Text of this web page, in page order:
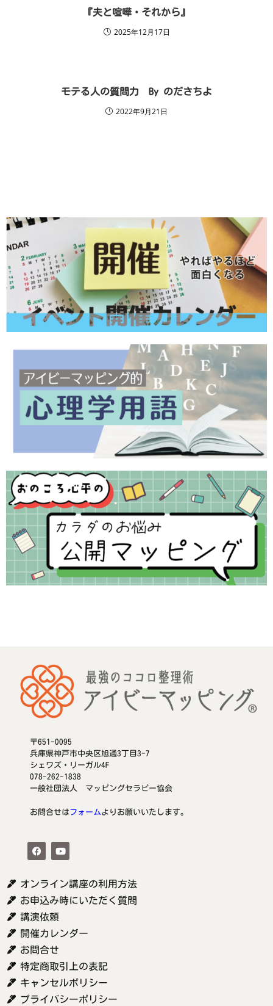
『夫と喧嘩・それから』
2025年12月17日
モテる人の質問力 By のださちよ
2022年9月21日
〒651-0095
兵庫県神戸市中央区旭通3丁目3-7
シェワズ・リーガル4F
078-262-1838
一般社団法人 マッピングセラピー協会
お問合せはフォームよりお願いいたします。
オンライン講座の利用方法
お申込み時にいただく質問
講演依頼
開催カレンダー
お問合せ
特定商取引上の表記
キャンセルポリシー
プライバシーポリシー